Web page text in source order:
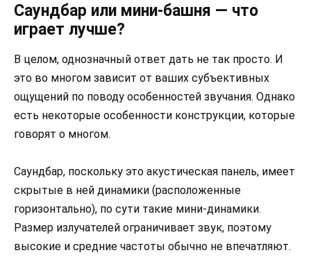
Саундбар или мини-башня — что
играет лучше?
В целом, однозначный ответ дать не так просто. И
это во многом зависит от ваших субъективных
ощущений по поводу особенностей звучания. Однако
есть некоторые особенности конструкции, которые
говорят о многом.
Саундбар, поскольку это акустическая панель, имеет
скрытые в ней динамики (расположенные
горизонтально), по сути такие мини-динамики.
Размер излучателей ограничивает звук, поэтому
высокие и средние частоты обычно не впечатляют.